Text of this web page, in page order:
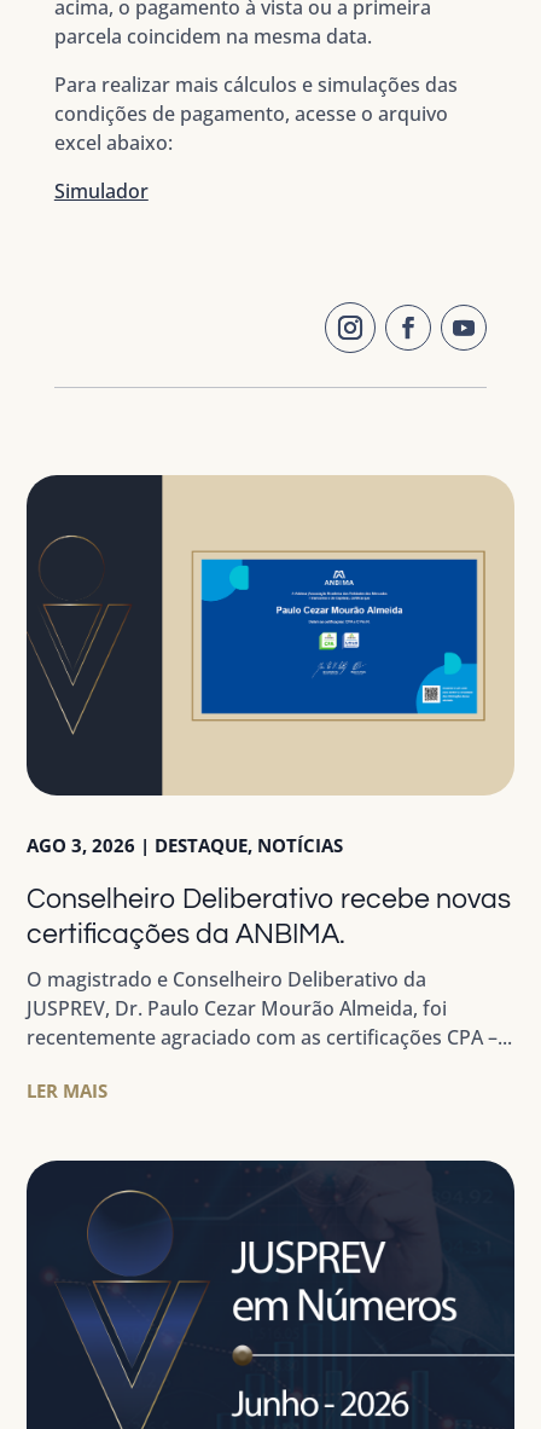
acima, o pagamento à vista ou a primeira
parcela coincidem na mesma data.
Para realizar mais cálculos e simulações das
condições de pagamento, acesse o arquivo
excel abaixo:
Simulador
Conselheiro Deliberativo recebe novas
certificações da ANBIMA.
AGO 3, 2026 | DESTAQUE, NOTÍCIAS
O magistrado e Conselheiro Deliberativo da
JUSPREV, Dr. Paulo Cezar Mourão Almeida, foi
recentemente agraciado com as certificações CPA –...
LER MAIS